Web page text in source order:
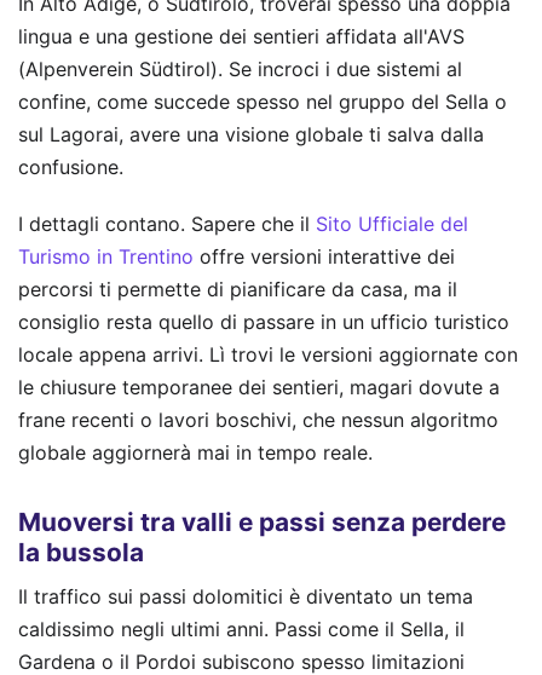
lingua e una gestione dei sentieri affidata all'AVS
(Alpenverein Südtirol). Se incroci i due sistemi al
confine, come succede spesso nel gruppo del Sella o
sul Lagorai, avere una visione globale ti salva dalla
confusione.
I dettagli contano. Sapere che il Sito Ufficiale del
Turismo in Trentino offre versioni interattive dei
percorsi ti permette di pianificare da casa, ma il
consiglio resta quello di passare in un ufficio turistico
locale appena arrivi. Lì trovi le versioni aggiornate con
le chiusure temporanee dei sentieri, magari dovute a
frane recenti o lavori boschivi, che nessun algoritmo
globale aggiornerà mai in tempo reale.
Muoversi tra valli e passi senza perdere
la bussola
Il traffico sui passi dolomitici è diventato un tema
caldissimo negli ultimi anni. Passi come il Sella, il
Gardena o il Pordoi subiscono spesso limitazioni